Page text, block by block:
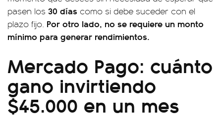
pasen los 30 días como si debe suceder con el
plazo fijo. Por otro lado, no se requiere un monto
mínimo para generar rendimientos.
Mercado Pago: cuánto
gano invirtiendo
$45.000 en un mes